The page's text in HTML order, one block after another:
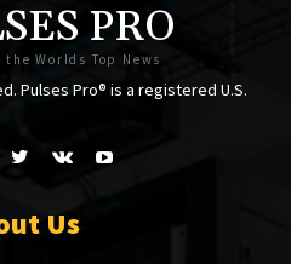
PRO
the Worlds Top News
Pulses Pro® is a registered U.S.
Us